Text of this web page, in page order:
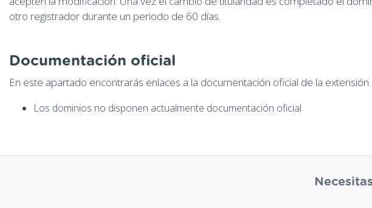
otro registrador durante un periodo de 60 días.
Documentación oficial
En este apartado encontrarás enlaces a la documentación oficial de la extensión.
Los dominios no disponen actualmente documentación oficial